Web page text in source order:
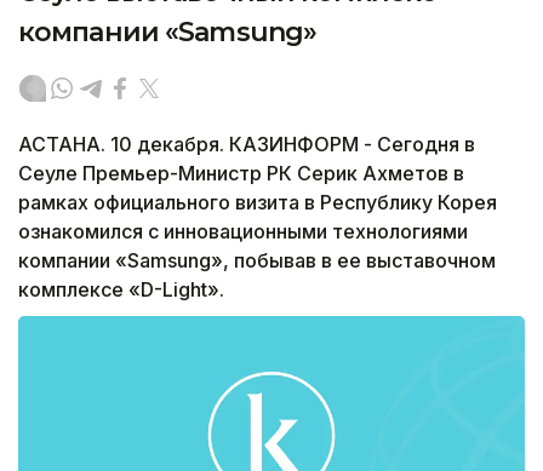
компании «Samsung»
АСТАНА. 10 декабря. КАЗИНФОРМ - Сегодня в
Сеуле Премьер-Министр РК Серик Ахметов в
рамках официального визита в Республику Корея
ознакомился с инновационными технологиями
компании «Samsung», побывав в ее выставочном
комплексе «D-Light».